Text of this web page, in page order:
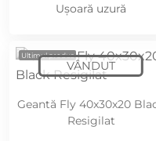
Ușoară uzură
Ultimul produs
Geantă Fly 40x30x20
Resigilat